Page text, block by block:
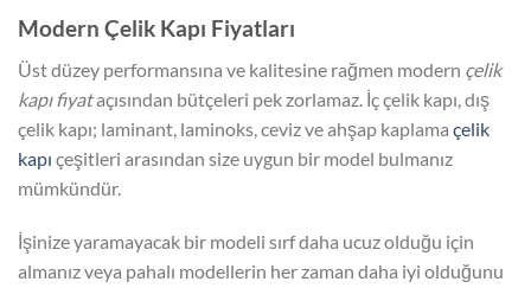
Modern Çelik Kapı Fiyatları
Üst düzey performansına ve kalitesine rağmen modern çelik
kapı fiyataçısından bütçeleri pek zorlamaz. İç çelik kapı, dış
çelik kapı; laminant, laminoks, ceviz ve ahşap kaplama çelik
kapı çeşitleri arasından size uygun bir model bulmanız
mümkündür.
İşinize yaramayacak bir modeli sırf daha ucuz olduğu için
almanız veya pahalı modellerin her zaman daha iyi olduğunu